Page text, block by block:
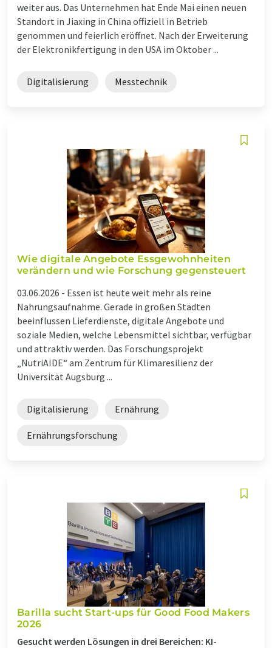
weiter aus. Das Unternehmen hat Ende Mai einen neuen
Standort in Jiaxing in China offiziell in Betrieb
genommen und feierlich eröffnet. Nach der Erweiterung
der Elektronikfertigung in den USA im Oktober ...
Digitalisierung Messtechnik
Wie digitale Angebote Essgewohnheiten
verändern und wie Forschung gegensteuert
03.06.2026 - Essen ist heute weit mehr als reine
Nahrungsaufnahme. Gerade in großen Städten
beeinflussen Lieferdienste, digitale Angebote und
soziale Medien, welche Lebensmittel sichtbar, verfügbar
und attraktiv werden. Das Forschungsprojekt
„NutriAIDE“ am Zentrum für Klimaresilienz der
Universität Augsburg ...
Digitalisierung Ernährung
Ernährungsforschung
Barilla sucht Start-ups für Good Food Makers
2026
Gesucht werden Lösungen in drei Bereichen: KI-